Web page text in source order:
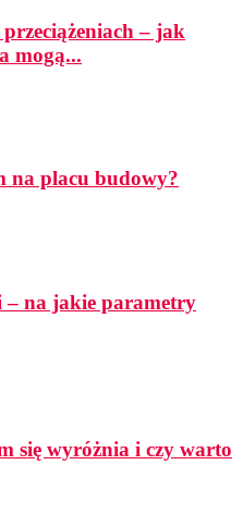
– jak
mogą...
na placu budowy?
– na jakie parametry
się wyróżnia i czy warto